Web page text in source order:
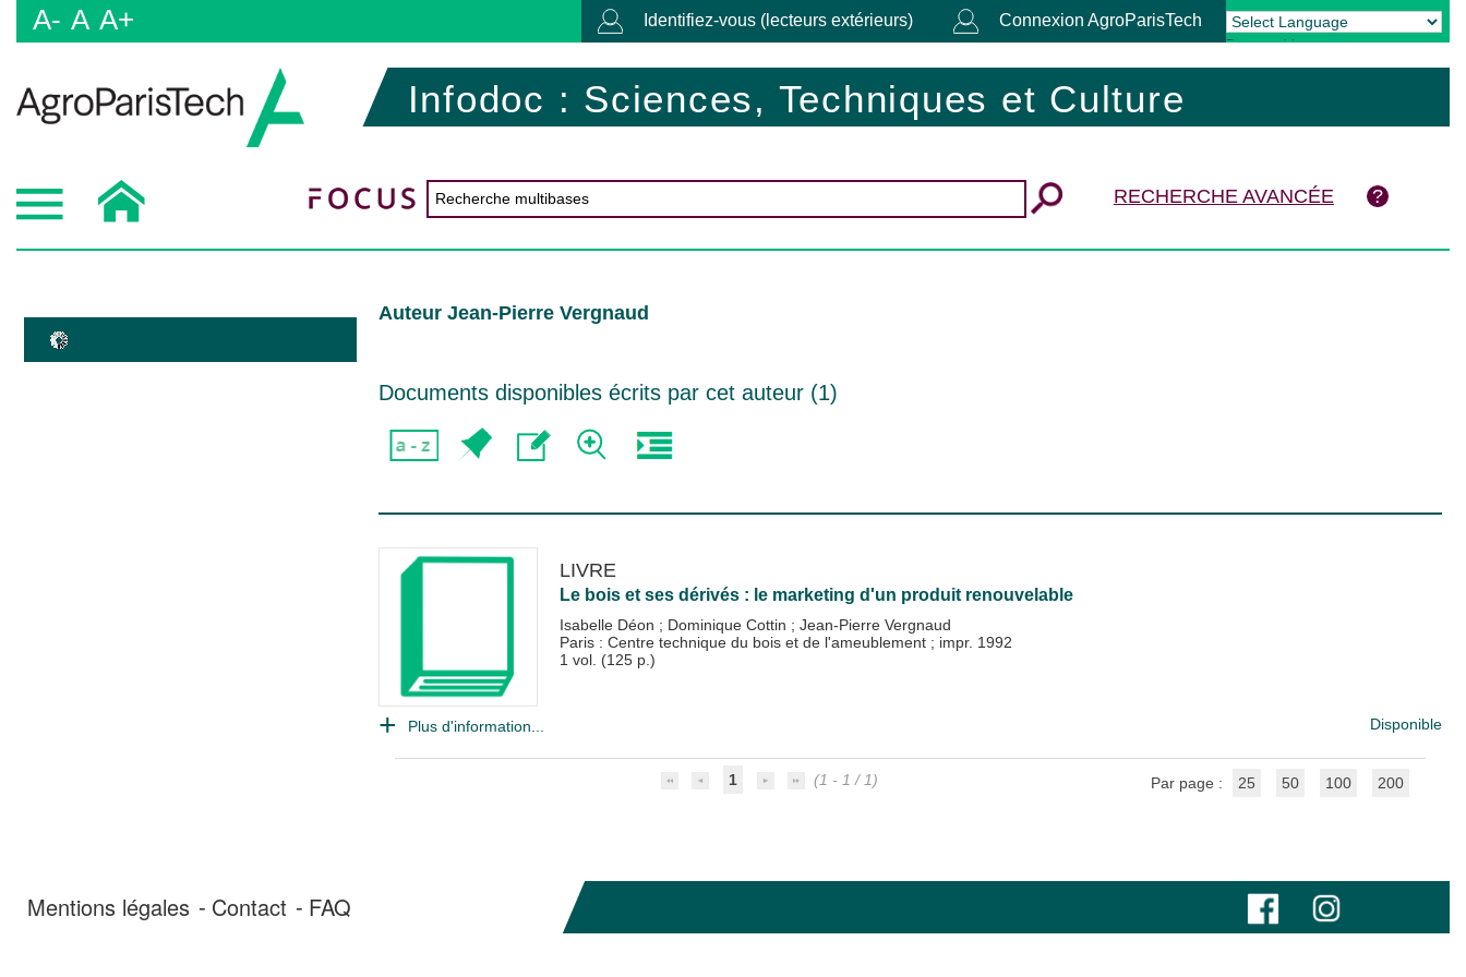
A- A A+ Identifiez-vous (lecteurs extérieurs) Connexion AgroParisTech
Powered by Translate
Infodoc : Sciences, Techniques et Culture
RECHERCHE AVANCÉE
Auteur Jean-Pierre Vergnaud
Documents disponibles écrits par cet auteur (1)
LIVRE
Le bois et ses dérivés : le marketing d'un produit renouvelable
Isabelle Déon ; Dominique Cottin ; Jean-Pierre Vergnaud
Paris : Centre technique du bois et de l'ameublement ; impr. 1992
1 vol. (125 p.)
Plus d'information... Disponible
1 (1 - 1 / 1) Par page : 25 50 100 200
Mentions légales Contact FAQ